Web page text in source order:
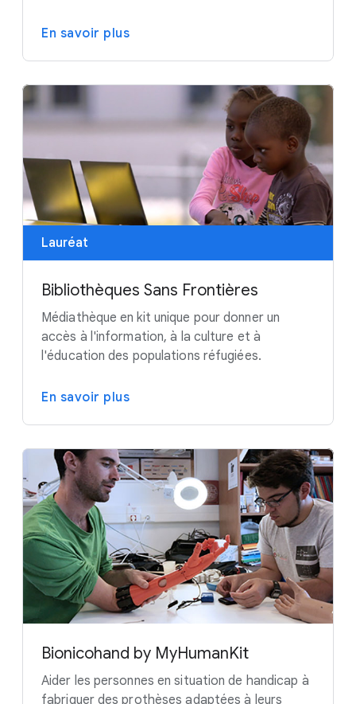
En savoir plus
Lauréat
Bibliothèques Sans Frontières
Médiathèque en kit unique pour donner un
accès à l'information, à la culture et à
l'éducation des populations réfugiées.
En savoir plus
Bionicohand by MyHumanKit
Aider les personnes en situation de handicap à
fabriquer des prothèses adaptées à leurs